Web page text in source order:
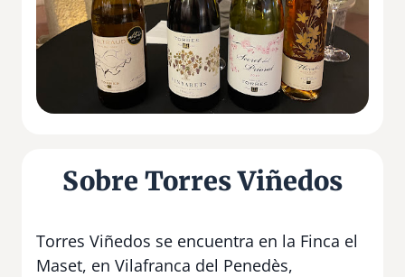
Sobre Torres Viñedos
Torres Viñedos se encuentra en la Finca el
Maset, en Vilafranca del Penedès,